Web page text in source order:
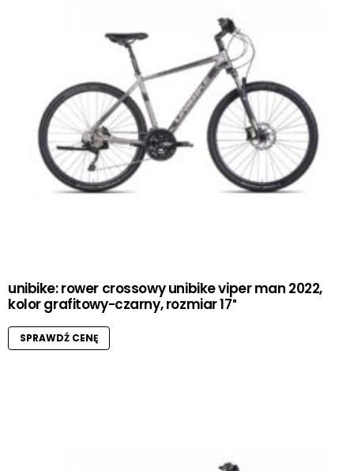
unibike: rower crossowy unibike viper man 2022,
kolor grafitowy-czarny, rozmiar 17″
SPRAWDŹ CENĘ